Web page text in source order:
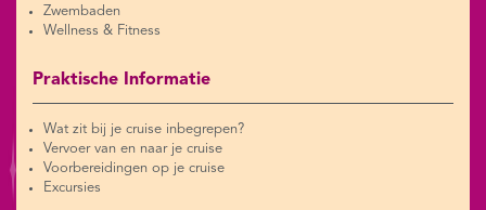
Zwembaden
Wellness & Fitness
Praktische Informatie
Wat zit bij je cruise inbegrepen?
Vervoer van en naar je cruise
Voorbereidingen op je cruise
Excursies